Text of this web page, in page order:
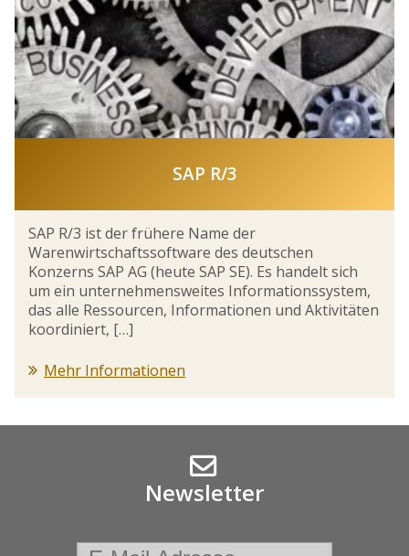
SAP R/3
SAP R/3 ist der frühere Name der
Warenwirtschaftssoftware des deutschen
Konzerns SAP AG (heute SAP SE). Es handelt sich
um ein unternehmensweites Informationssystem,
das alle Ressourcen, Informationen und Aktivitäten
koordiniert, […]
Mehr Informationen
Newsletter